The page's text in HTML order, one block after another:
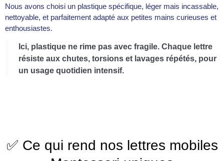
Nous avons choisi un plastique spécifique, léger mais incassable,
nettoyable, et parfaitement adapté aux petites mains curieuses et
enthousiastes.
Ici, plastique ne rime pas avec fragile. Chaque lettre
résiste aux chutes, torsions et lavages répétés, pour
un usage quotidien intensif.
✅ Ce qui rend nos lettres mobiles